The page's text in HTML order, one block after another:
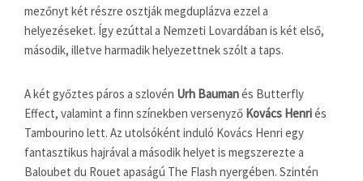
mezőnyt két részre osztják megduplázva ezzel a
helyezéseket. Így ezúttal a Nemzeti Lovardában is két első,
második, illetve harmadik helyezettnek szólt a taps.
A két győztes páros a szlovén Urh Baumanés Butterfly
Effect, valamint a finn színekben versenyző Kovács Henriés
Tambourino lett. Az utolsóként induló Kovács Henri egy
fantasztikus hajrával a második helyet is megszerezte a
Baloubet du Rouet apaságú The Flash nyergében. Szintén